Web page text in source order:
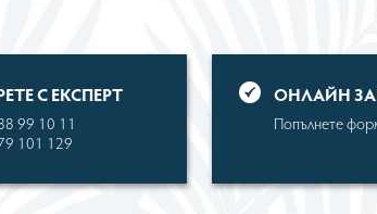
С ЕКСПЕРТ
99 10 11
101 129
OНЛАЙН
Попълнете